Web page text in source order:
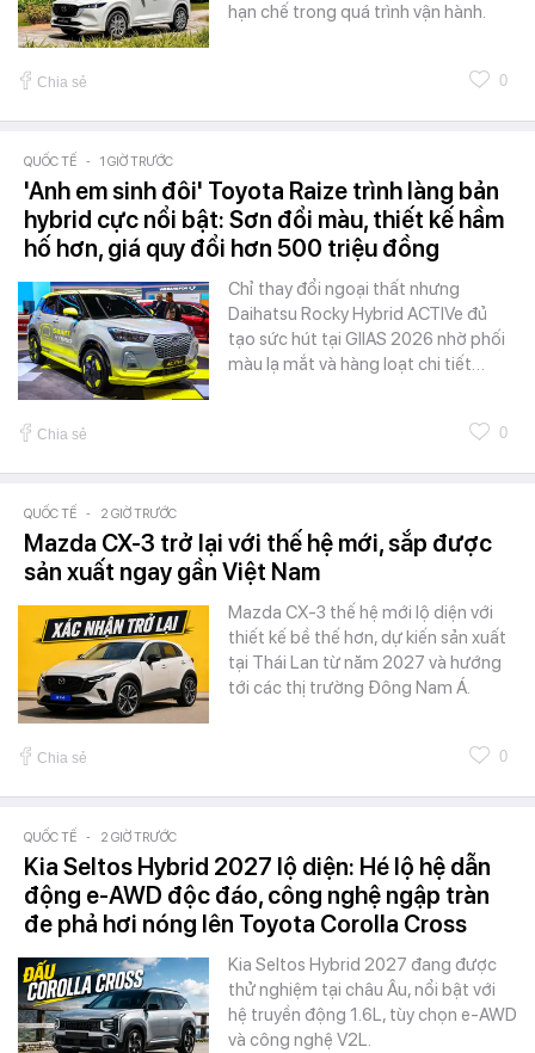
hạn chế trong quá trình vận hành.
Chia sẻ 0
QUỐC TẾ - 1 GIỜ TRƯỚC
'Anh em sinh đôi' Toyota Raize trình làng bản
hybrid cực nổi bật: Sơn đổi màu, thiết kế hầm
hố hơn, giá quy đổi hơn 500 triệu đồng
Chỉ thay đổi ngoại thất nhưng
Daihatsu Rocky Hybrid ACTIVe đủ
tạo sức hút tại GIIAS 2026 nhờ phối
màu lạ mắt và hàng loạt chi tiết…
Chia sẻ 0
QUỐC TẾ - 2 GIỜ TRƯỚC
Mazda CX-3 trở lại với thế hệ mới, sắp được
sản xuất ngay gần Việt Nam
Mazda CX-3 thế hệ mới lộ diện với
thiết kế bề thế hơn, dự kiến sản xuất
tại Thái Lan từ năm 2027 và hướng
tới các thị trường Đông Nam Á.
Chia sẻ 0
QUỐC TẾ - 2 GIỜ TRƯỚC
Kia Seltos Hybrid 2027 lộ diện: Hé lộ hệ dẫn
động e-AWD độc đáo, công nghệ ngập tràn
đe phả hơi nóng lên Toyota Corolla Cross
Kia Seltos Hybrid 2027 đang được
thử nghiệm tại châu Âu, nổi bật với
hệ truyền động 1.6L, tùy chọn e-AWD
và công nghệ V2L.